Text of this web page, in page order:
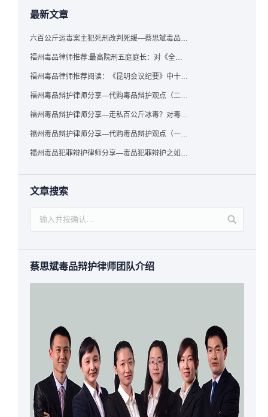
最新文章
六百公斤运毒案主犯死刑改判死缓—蔡思斌毒品犯罪辩护成功案例
福州毒品律师推荐:最高院刑五庭庭长：对《全国法院毒品案件审判工作会议纪要》的理解与适用
福州毒品律师推荐阅读：《昆明会议纪要》中十个“意想不到”的规定
福州毒品辩护律师分享—代购毒品辩护观点（二）——“牟利”之辩
福州毒品辩护律师分享—走私百公斤冰毒？对毒品缺失型走私毒品罪案件，该如何有效辩护
福州毒品辩护律师分享—代购毒品辩护观点（一）——“真假”之辩
福州毒品犯罪辩护律师分享—毒品犯罪辩护之如何提炼言辞证据
文章搜索
蔡思斌毒品辩护律师团队介绍